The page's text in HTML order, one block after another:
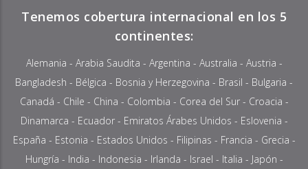
Tenemos cobertura internacional en los 5
continentes:
Alemania - Arabia Saudita - Argentina - Australia - Austria -
Bangladesh - Bélgica - Bosnia y Herzegovina - Brasil - Bulgaria -
Canadá - Chile - China - Colombia - Corea del Sur - Croacia -
Dinamarca - Ecuador- Emiratos Árabes Unidos - Eslovenia -
España - Estonia - Estados Unidos - Filipinas - Francia - Grecia -
Hungría - India - Indonesia - Irlanda - Israel - Italia - Japón -